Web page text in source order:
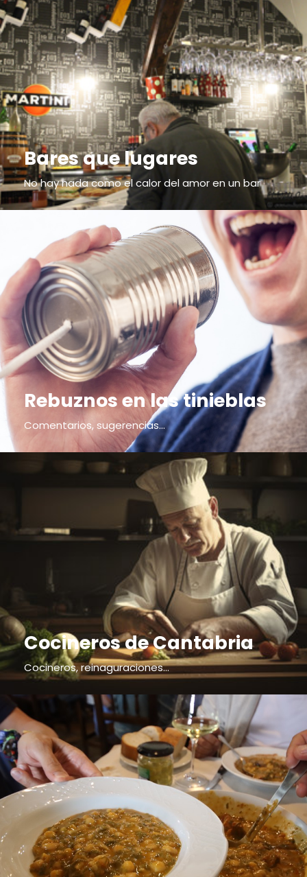
Bares que lugares
No hay nada como el calor del amor en un bar
Rebuznos en las tinieblas
Comentarios, sugerencias...
Cocineros de Cantabria
Cocineros, reinaguraciones...